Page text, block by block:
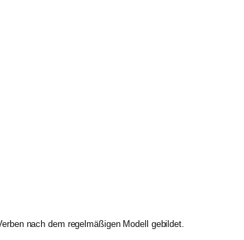
nach dem regelmäßigen Modell gebildet.